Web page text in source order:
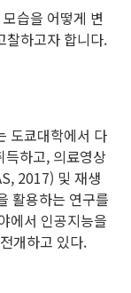
습을 어떻게 변
찰하고자 합니다.
도쿄대학에서 다
득하고, 의료영상
2017) 및 재생
활용하는 연구를
에서 인공지능을
개하고 있다.